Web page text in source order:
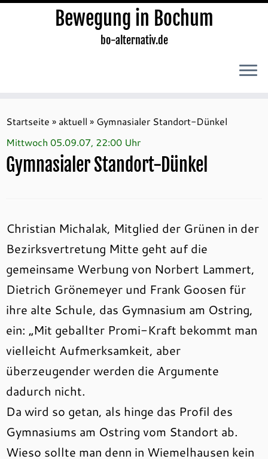
Inhalt
springen
Bewegung in Bochum
bo-alternativ.de
Startseite » aktuell » Gymnasialer Standort-Dünkel
Mittwoch 05.09.07, 22:00 Uhr
Gymnasialer Standort-Dünkel
Christian Michalak, Mitglied der Grünen in der
Bezirksvertretung Mitte geht auf die
gemeinsame Werbung von Norbert Lammert,
Dietrich Grönemeyer und Frank Goosen für
ihre alte Schule, das Gymnasium am Ostring,
ein: „Mit geballter Promi-Kraft bekommt man
vielleicht Aufmerksamkeit, aber
überzeugender werden die Argumente
dadurch nicht.
Da wird so getan, als hinge das Profil des
Gymnasiums am Ostring vom Standort ab.
Wieso sollte man denn in Wiemelhausen kein